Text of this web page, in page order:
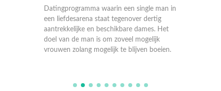
Datingprogramma waarin een single man in
een liefdesarena staat tegenover dertig
aantrekkelijke en beschikbare dames. Het
doel van de man is om zoveel mogelijk
vrouwen zolang mogelijk te blijven boeien.